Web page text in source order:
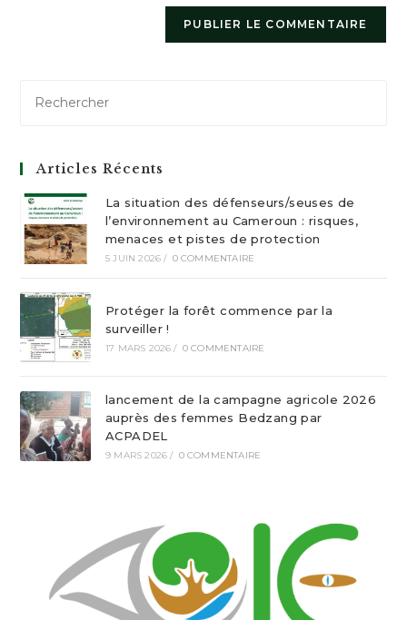
Articles Récents
La situation des défenseurs/seuses de
l’environnement au Cameroun : risques,
menaces et pistes de protection
5 JUIN 2026 / 0 COMMENTAIRE
Protéger la forêt commence par la
surveiller !
17 MARS 2026 / 0 COMMENTAIRE
lancement de la campagne agricole 2026
auprès des femmes Bedzang par
ACPADEL
9 MARS 2026 / 0 COMMENTAIRE